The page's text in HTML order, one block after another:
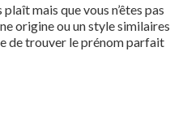
mais que vous n’êtes pas
origine ou un style similaires.
de trouver le prénom parfait